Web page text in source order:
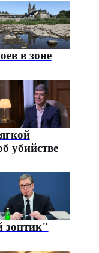
в зоне
убийстве
зонтик"